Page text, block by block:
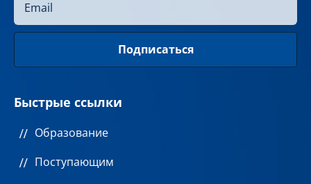
Быстрые ссылки
Образование
Поступающим